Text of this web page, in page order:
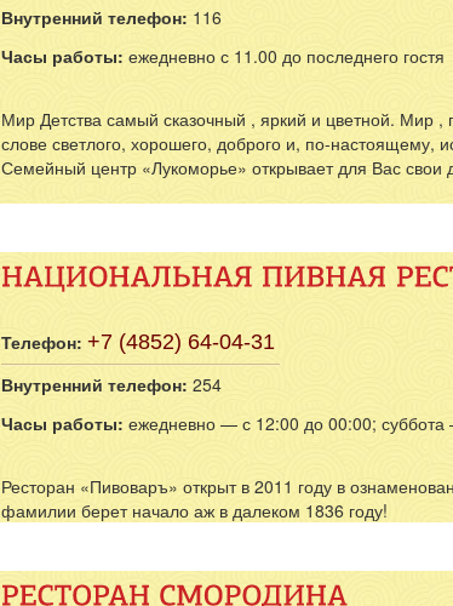
Внутренний телефон: 116
Часы работы: ежедневно с 11.00 до последнего гостя
Мир Детства самый сказочный , яркий и цветной. Мир ,
слове светлого, хорошего, доброго и, по-настоящему,
Семейный центр «Лукоморье» открывает для Вас свои
Телефон: +7 (4852) 64-04-31
Внутренний телефон: 254
Часы работы: ежедневно — с 12:00 до 00:00;
Ресторан «Пивоваръ» открыт в 2011 году в
фамилии берет начало аж в далеком 1836 году!